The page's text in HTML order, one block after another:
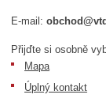
E-mail:
Přijďte si osobně
Mapa
Úplný kontakt